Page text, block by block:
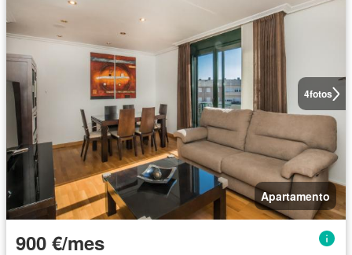
4fotos
Apartamento
900 €/mes